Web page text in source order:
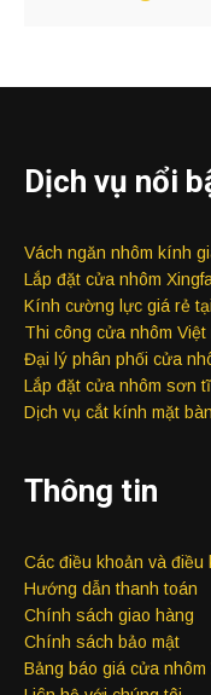
Dịch vụ nổi
Vách ngăn nhôm kính
Lắp đặt cửa nhôm
Kính cường lực giá rẻ
Thi công cửa nhôm Việt
Đại lý phân phối cửa
Lắp đặt cửa nhôm sơn
Dịch vụ cắt kính mặt bàn
Thông tin
Các điều khoản và điều
Hướng dẫn thanh toán
Chính sách giao hàng
Chính sách bảo mật
Bảng báo giá cửa nhôm